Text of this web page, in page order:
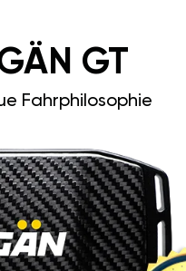
GT
Fahrphilosophie